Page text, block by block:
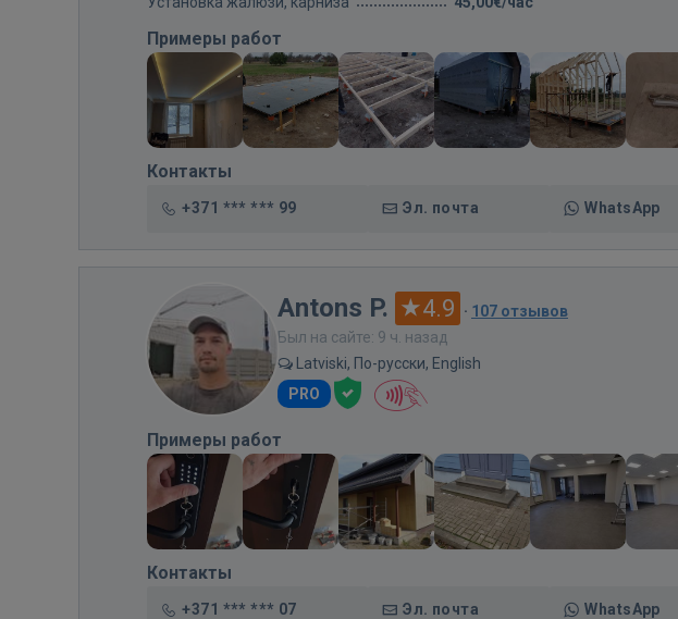
Примеры работ
Контакты
+371 *** *** 99 Эл. почта WhatsApp
Antons P. 4.9 · 107 отзывов
Был на сайте: 9 ч. назад
Latviski, По-русски, English
PRO
Примеры работ
Контакты
+371 *** *** 07 Эл. почта WhatsApp